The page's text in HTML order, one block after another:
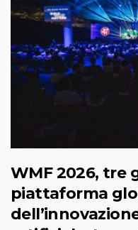
WMF 2026, tre
piattaforma